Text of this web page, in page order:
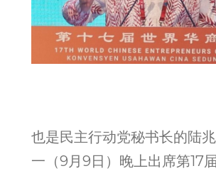
也是民主行动党秘书长的陆
一（9月9日）晚上出席第17